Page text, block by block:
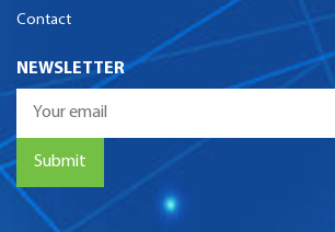
Contact
NEWSLETTER